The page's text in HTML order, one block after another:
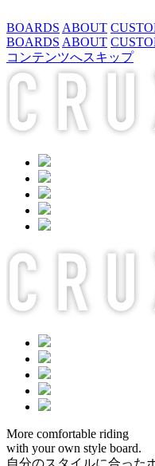
BOARDS ABOUT
BOARDS ABOUT
コンテンツへスキップ
More comfortable riding
with your own style board.
自分のスタイルに合った